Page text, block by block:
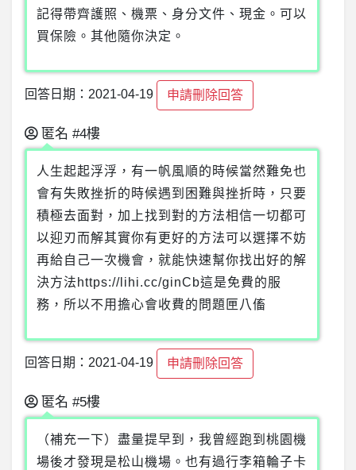
記得帶齊護照、機票、身分文件、現金。可以
買保險。其他隨你決定。
回答日期：2021-04-19 申請刪除回答
匿名 #4樓
人生起起浮浮，有一帆風順的時候當然難免也
會有失敗挫折的時候遇到困難與挫折時，只要
積極去面對，加上找到對的方法相信一切都可
以迎刃而解其實你有更好的方法可以選擇不妨
再給自己一次機會，就能快速幫你找出好的解
決方法https://lihi.cc/ginCb這是免費的服
務，所以不用擔心會收費的問題匣八傗
回答日期：2021-04-19 申請刪除回答
匿名 #5樓
（補充一下）盡量提早到，我曾經跑到桃園機
場後才發現是松山機場。也有過行李箱輪子卡